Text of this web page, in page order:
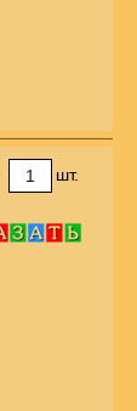
шт.